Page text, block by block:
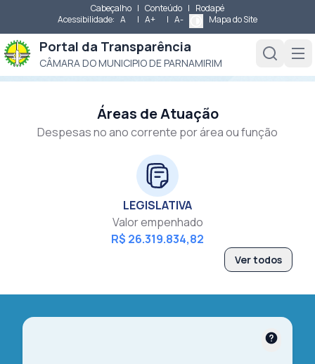
Cabeçalho | Conteúdo | Rodapé
Acessibilidade: A | A+ | A- Mapa do Site
Portal da Transparência
CÂMARA DO MUNICIPIO DE PARNAMIRIM
Áreas de Atuação
Despesas no ano corrente por área ou função
LEGISLATIVA
Valor empenhado
R$ 26.319.834,82
Ver todos